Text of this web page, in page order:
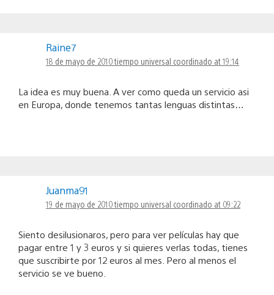
Raine7
18 de mayo de 2010 tiempo universal coordinado at 19:14
La idea es muy buena. A ver como queda un servicio asi
en Europa, donde tenemos tantas lenguas distintas…
Juanma91
19 de mayo de 2010 tiempo universal coordinado at 09:22
Siento desilusionaros, pero para ver películas hay que
pagar entre 1 y 3 euros y si quieres verlas todas, tienes
que suscribirte por 12 euros al mes. Pero al menos el
servicio se ve bueno.